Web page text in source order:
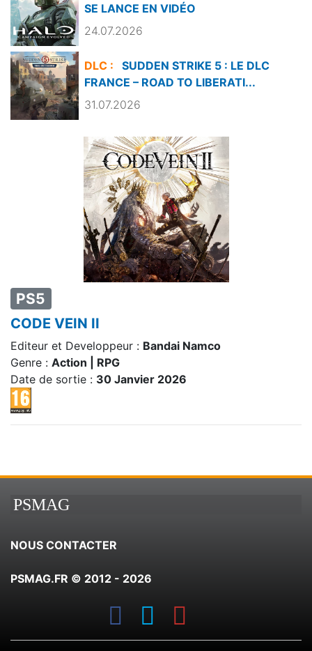
PS5
CODE VEIN II
Editeur et Developpeur : Bandai Namco
Genre : Action | RPG
Date de sortie : 30 Janvier 2026
SE LANCE EN VIDÉO
24.07.2026
DLC :
SUDDEN STRIKE 5 : LE DLC
FRANCE – ROAD TO LIBERATI...
31.07.2026
PSMAG
NOUS CONTACTER
PSMAG.FR © 2012 - 2026